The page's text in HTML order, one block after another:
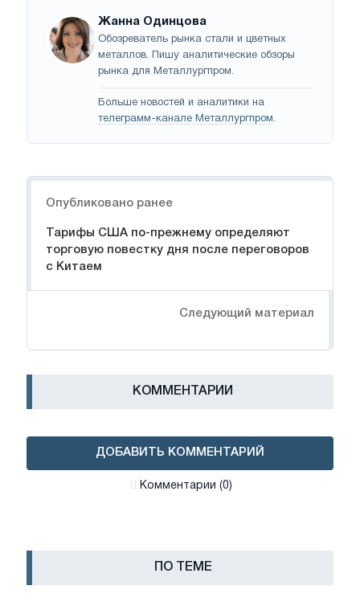
Жанна Одинцова
Обозреватель рынка стали и цветных
металлов. Пишу аналитические обзоры
рынка для Металлургпром.
Больше новостей и аналитики на
телеграмм-канале Металлургпром.
Опубликовано ранее
Тарифы США по-прежнему определяют
торговую повестку дня после переговоров
с Китаем
Следующий материал
КОММЕНТАРИИ
ДОБАВИТЬ КОММЕНТАРИЙ
Комментарии (0)
ПО ТЕМЕ